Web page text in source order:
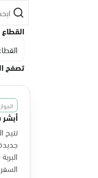
القطاع
تصفح
تتيح